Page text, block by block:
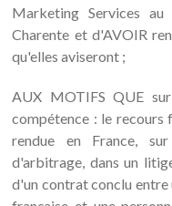
Marketing Services
Charente et d'AVOIR
qu'elles aviseront ;
AUX MOTIFS QUE
compétence : le recours
rendue en France,
d'arbitrage, dans un
d'un contrat conclu